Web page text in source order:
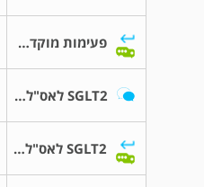
פעימות מוקדמות
SGLT2 לאס"ל ע"ר HOCM ומסתמי?
SGLT2 לאס"ל ע"ר HOCM ומסתמי?